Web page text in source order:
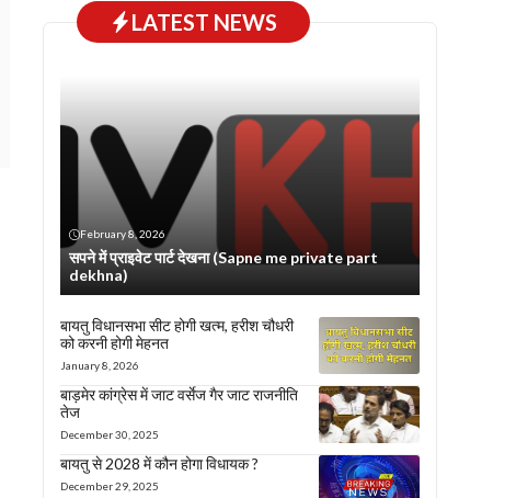
LATEST NEWS
February 8, 2026
सपने में प्राइवेट पार्ट देखना (Sapne me private part
dekhna)
बायतु विधानसभा सीट होगी खत्म, हरीश चौधरी
को करनी होगी मेहनत
January 8, 2026
बाड़मेर कांग्रेस में जाट वर्सेज गैर जाट राजनीति
तेज
December 30, 2025
बायतु से 2028 में कौन होगा विधायक ?
December 29, 2025